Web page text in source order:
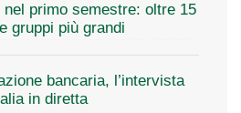
primo semestre: oltre 15
gruppi più grandi
bancaria, l’intervista
in diretta